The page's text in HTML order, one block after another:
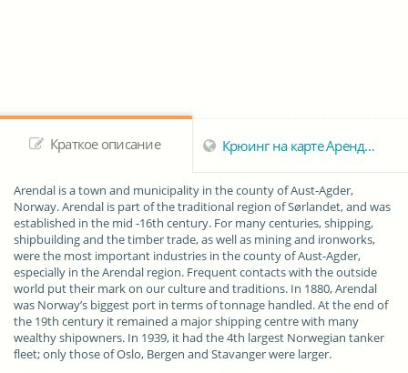
Краткое описание Крюинг на карте Арендала
Arendal is a town and municipality in the county of Aust-Agder,
Norway. Arendal is part of the traditional region of Sørlandet, and was
established in the mid -16th century. For many centuries, shipping,
shipbuilding and the timber trade, as well as mining and ironworks,
were the most important industries in the county of Aust-Agder,
especially in the Arendal region. Frequent contacts with the outside
world put their mark on our culture and traditions. In 1880, Arendal
was Norway’s biggest port in terms of tonnage handled. At the end of
the 19th century it remained a major shipping centre with many
wealthy shipowners. In 1939, it had the 4th largest Norwegian tanker
fleet; only those of Oslo, Bergen and Stavanger were larger.